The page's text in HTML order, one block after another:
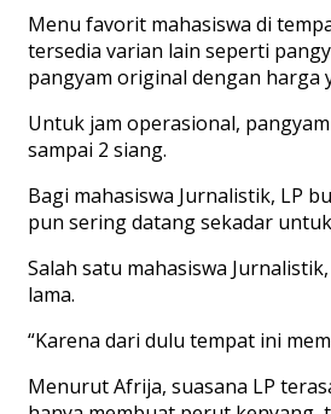
Menu favorit mahasiswa di
tersedia varian lain seperti
pangyam original dengan harga
Untuk jam operasional,
sampai 2 siang.
Bagi mahasiswa Jurnalistik, LP
pun sering datang sekadar
Salah satu mahasiswa
lama.
“Karena dari dulu tempat ini
Menurut Afrija, suasana LP